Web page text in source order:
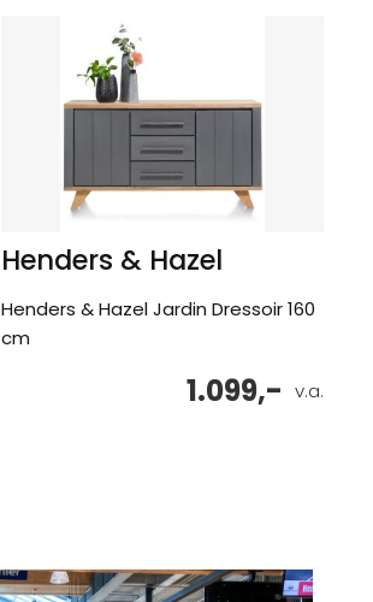
Henders & Hazel
Henders & Hazel Jardin Dressoir 160
cm
v.a.
1.099,-